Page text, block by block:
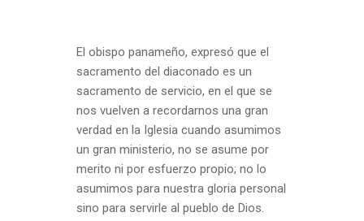
El obispo panameño, expresó que el
sacramento del diaconado es un
sacramento de servicio, en el que se
nos vuelven a recordarnos una gran
verdad en la Iglesia cuando asumimos
un gran ministerio, no se asume por
merito ni por esfuerzo propio; no lo
asumimos para nuestra gloria personal
sino para servirle al pueblo de Dios.